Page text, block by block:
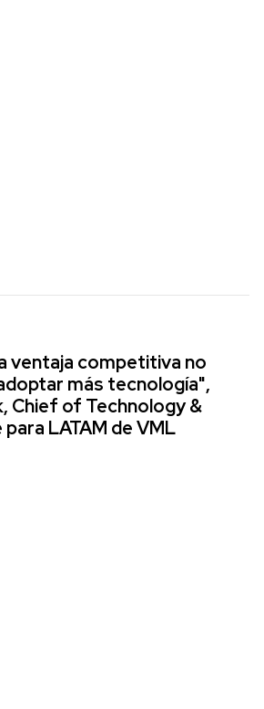
ventaja competitiva no
más tecnología",
Chief of Technology &
LATAM de VML